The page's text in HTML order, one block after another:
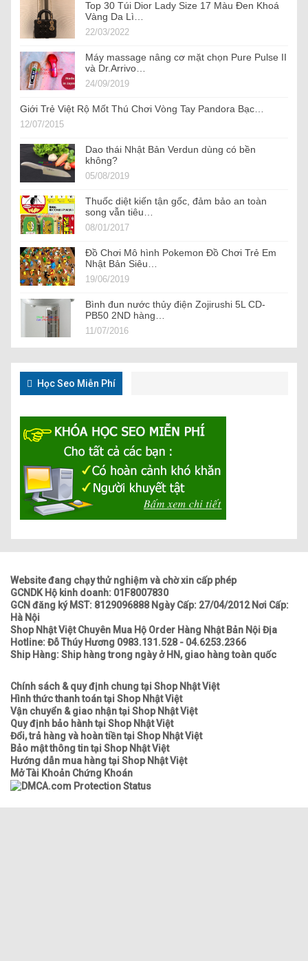
Top 30 Túi Dior Lady Size 17 Màu Đen Khoá
Vàng Da Lì…
22/03/2022
Máy massage nâng cơ mặt chọn Pure Pulse II
và Dr.Arrivo…
24/09/2019
Giới Trẻ Việt Rộ Mốt Thú Chơi Vòng Tay Pandora Bạc…
12/07/2015
Dao thái Nhật Bản Verdun dùng có bền
không?
05/08/2019
Thuốc diệt kiến tận gốc, đảm bảo an toàn
song vẫn tiêu…
08/01/2017
Đồ Chơi Mô hình Pokemon Đồ Chơi Trẻ Em
Nhật Bản Siêu…
19/06/2019
Bình đun nước thủy điện Zojirushi 5L CD-
PB50 2ND hàng…
11/07/2016
Học Seo Miễn Phí
Website đang chạy thử nghiệm và chờ xin cấp phép
GCNDK Hộ kinh doanh: 01F8007830
GCN đăng ký MST: 8129096888 Ngày Cấp: 27/04/2012 Nơi Cấp:
Hà Nội
Shop Nhật Việt Chuyên Mua Hộ Order Hàng Nhật Bản Nội Địa
Hotline: Đỗ Thúy Hương 0983.131.528 - 04.6253.2366
Ship Hàng: Ship hàng trong ngày ở HN, giao hàng toàn quốc
Chính sách & quy định chung tại Shop Nhật Việt
Hình thức thanh toán tại Shop Nhật Việt
Vận chuyển & giao nhận tại Shop Nhật Việt
Quy định bảo hành tại Shop Nhật Việt
Đổi, trả hàng và hoàn tiền tại Shop Nhật Việt
Bảo mật thông tin tại Shop Nhật Việt
Hướng dẫn mua hàng tại Shop Nhật Việt
Mở Tài Khoản Chứng Khoán